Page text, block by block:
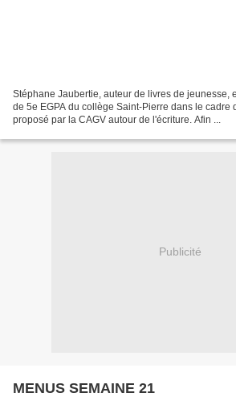
Stéphane Jaubertie, auteur de livres de jeunesse,
de 5e EGPA du collège Saint-Pierre dans le cadre
proposé par la CAGV autour de l'écriture. Afin ...
Publicité
MENUS SEMAINE 21